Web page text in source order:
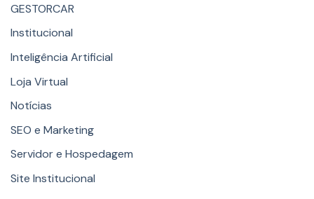
GESTORCAR
Institucional
Inteligência Artificial
Loja Virtual
Notícias
SEO e Marketing
Servidor e Hospedagem
Site Institucional